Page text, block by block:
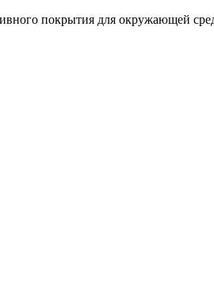
покрытия для окружающей